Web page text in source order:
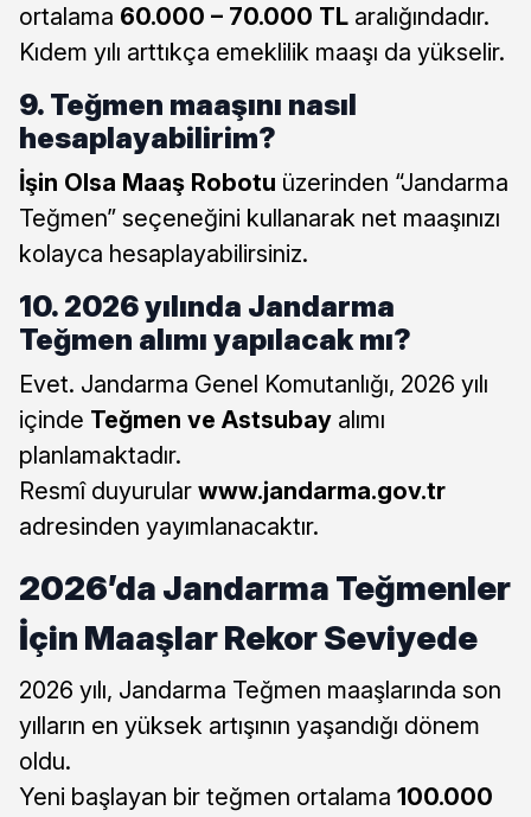
ortalama 60.000 – 70.000 TL aralığındadır.
Kıdem yılı arttıkça emeklilik maaşı da yükselir.
9. Teğmen maaşını nasıl
hesaplayabilirim?
İşin Olsa Maaş Robotu üzerinden “Jandarma
Teğmen” seçeneğini kullanarak net maaşınızı
kolayca hesaplayabilirsiniz.
10. 2026 yılında Jandarma
Teğmen alımı yapılacak mı?
Evet. Jandarma Genel Komutanlığı, 2026 yılı
içinde Teğmen ve Astsubay alımı
planlamaktadır.
Resmî duyurular www.jandarma.gov.tr
adresinden yayımlanacaktır.
2026’da Jandarma Teğmenler
İçin Maaşlar Rekor Seviyede
2026 yılı, Jandarma Teğmen maaşlarında son
yılların en yüksek artışının yaşandığı dönem
oldu.
Yeni başlayan bir teğmen ortalama 100.000